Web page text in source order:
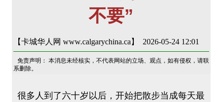
不要”
【卡城华人网 www.calgarychina.ca】 2026-05-24 12:01
免责声明： 本消息未经核实，不代表网站的立场、观点，如有侵权，请联
系删除。
很多人到了六十岁以后，开始把散步当成每天最